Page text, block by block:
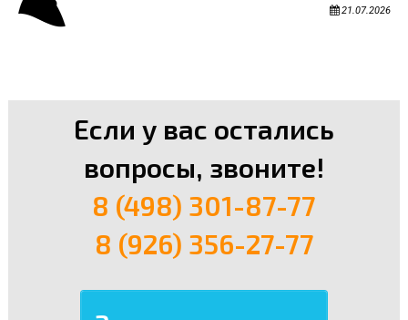
21.07.2026
Если у вас остались
вопросы, звоните!
8 (498) 301-87-77
8 (926) 356-27-77